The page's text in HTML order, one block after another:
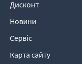
Дисконт
Новини
Сервіс
Карта сайту